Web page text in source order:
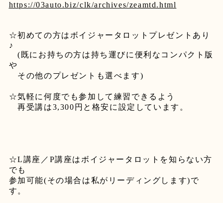
https://03auto.biz/clk/archives/zeamtd.html
☆初めての方はボイジャータロットプレゼントあり
♪
( 既にお持ちの方は持ち運びに便利なコンパクト版
や
その他のプレゼントも選べます)
☆気軽に何度でも参加して練習できるよう
再受講は3,300 円と格安に設定しています。
☆L講座／ P講座はボイジャータロットを知らない方
でも
参加可能(その場合は私がリーディングします)で
す。